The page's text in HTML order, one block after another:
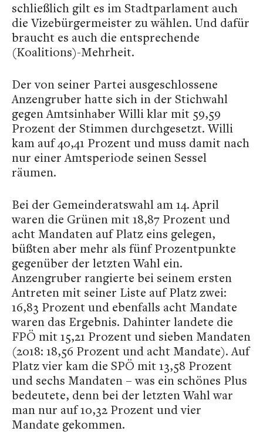
schließlich gilt es im Stadtparlament auch
die Vizebürgermeister zu wählen. Und dafür
braucht es auch die entsprechende
(Koalitions)-Mehrheit.
Der von seiner Partei ausgeschlossene
Anzengruber hatte sich in der Stichwahl
gegen Amtsinhaber Willi klar mit 59,59
Prozent der Stimmen durchgesetzt. Willi
kam auf 40,41 Prozent und muss damit nach
nur einer Amtsperiode seinen Sessel
räumen.
Bei der Gemeinderatswahl am 14. April
waren die Grünen mit 18,87 Prozent und
acht Mandaten auf Platz eins gelegen,
büßten aber mehr als fünf Prozentpunkte
gegenüber der letzten Wahl ein.
Anzengruber rangierte bei seinem ersten
Antreten mit seiner Liste auf Platz zwei:
16,83 Prozent und ebenfalls acht Mandate
waren das Ergebnis. Dahinter landete die
FPÖ mit 15,21 Prozent und sieben Mandaten
(2018: 18,56 Prozent und acht Mandate). Auf
Platz vier kam die SPÖ mit 13,58 Prozent
und sechs Mandaten – was ein schönes Plus
bedeutete, denn bei der letzten Wahl war
man nur auf 10,32 Prozent und vier
Mandate gekommen.